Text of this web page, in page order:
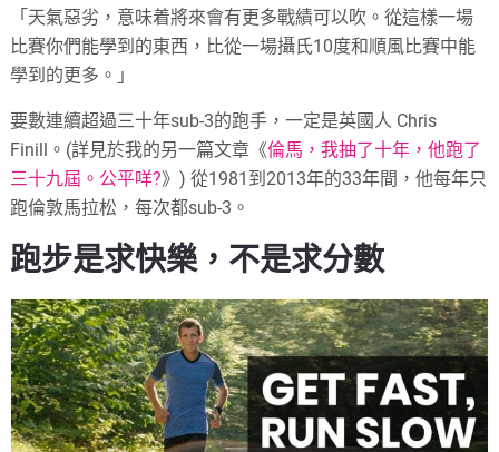
「天氣惡劣，意味着將來會有更多戰績可以吹。從這樣一場
比賽你們能學到的東西，比從一場攝氏10度和順風比賽中能
學到的更多。」
要數連續超過三十年sub-3的跑手，一定是英國人 Chris
Finill。(詳見於我的另一篇文章《倫馬，我抽了十年，他跑了
三十九屆。公平咩?》) 從1981到2013年的33年間，他每年只
跑倫敦馬拉松，每次都sub-3。
跑步是求快樂，不是求分數